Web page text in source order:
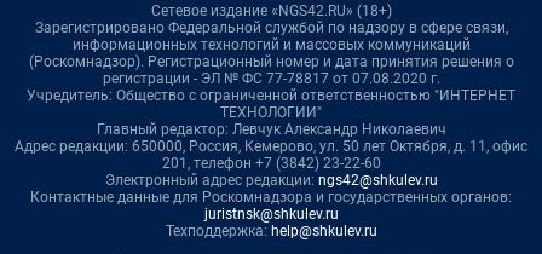
Сетевое издание «NGS42.RU» (18+)
Зарегистрировано Федеральной службой по надзору в сфере связи,
информационных технологий и массовых коммуникаций
(Роскомнадзор). Регистрационный номер и дата принятия решения о
регистрации - ЭЛ № ФС 77-78817 от 07.08.2020 г.
Учредитель: Общество с ограниченной ответственностью "ИНТЕРНЕТ
ТЕХНОЛОГИИ"
Главный редактор: Левчук Александр Николаевич
Адрес редакции: 650000, Россия, Кемерово, ул. 50 лет Октября, д. 11, офис
201, телефон +7 (3842) 23-22-60
Электронный адрес редакции: ngs42@shkulev.ru
Контактные данные для Роскомнадзора и государственных органов:
juristnsk@shkulev.ru
Техподдержка: help@shkulev.ru